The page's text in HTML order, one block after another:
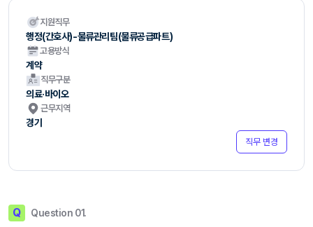
지원직무
행정(간호사)-물류관리팀(물류공급파트)
고용방식
계약
직무구분
의료·바이오
근무지역
경기
직무 변경
Q Question 01.